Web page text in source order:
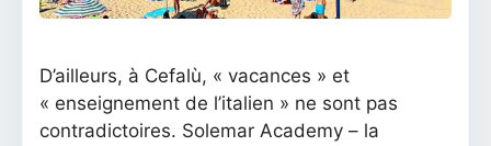
D’ailleurs, à Cefalù, « vacances » et
« enseignement de l’italien » ne sont pas
contradictoires. Solemar Academy – la